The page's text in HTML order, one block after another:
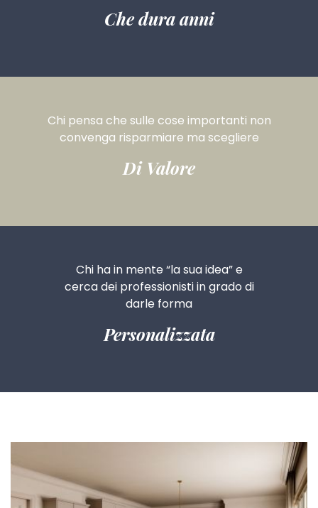
Che dura anni
Chi pensa che sulle cose importanti non
convenga risparmiare ma scegliere
Di Valore
Chi ha in mente“la sua idea”e
cerca dei professionistiin grado di
darle forma
Personalizzata